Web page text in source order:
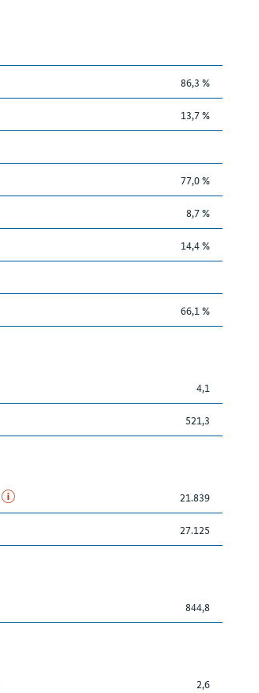
86,3 %
13,7 %
77,0 %
8,7 %
14,4 %
66,1 %
4,1
521,3
21.839
27.125
844,8
2,6